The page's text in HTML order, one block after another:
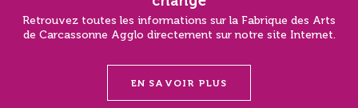
Retrouvez toutes les informations sur la Fabrique des Arts
de Carcassonne Agglo directement sur notre site Internet.
EN SAVOIR PLUS